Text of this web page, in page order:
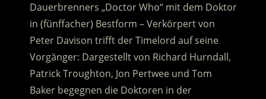
Dauerbrenners „Doctor Who“ mit dem Doktor
in (fünffacher) Bestform – Verkörpert von
Peter Davison trifft der Timelord auf seine
Vorgänger: Dargestellt von Richard Hurndall,
Patrick Troughton, Jon Pertwee und Tom
Baker begegnen die Doktoren in der